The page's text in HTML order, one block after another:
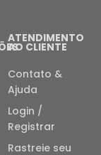
ATENDIMENTO
AO CLIENTE
Contato &
Ajuda
Login /
Registrar
Rastreie seu